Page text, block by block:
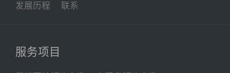
发展历程 联系
服务项目